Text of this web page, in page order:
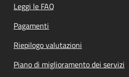
Leggi le FAQ
Pagamenti
Riepilogo valutazioni
Piano di miglioramento dei servizi